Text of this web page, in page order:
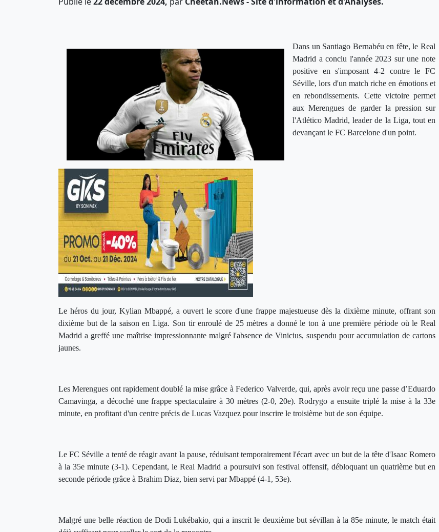
Dans un Santiago Bernabéu en fête, le Real
Madrid a conclu l'année 2023 sur une note
positive en s'imposant 4-2 contre le FC
Séville, lors d'un match riche en émotions et
en rebondissements. Cette victoire permet
aux Merengues de garder la pression sur
l'Atlético Madrid, leader de la Liga, tout en
devançant le FC Barcelone d'un point.
Le héros du jour, Kylian Mbappé, a ouvert le score d'une frappe majestueuse dès la dixième minute, offrant son
dixième but de la saison en Liga. Son tir enroulé de 25 mètres a donné le ton à une première période où le Real
Madrid a greffé une maîtrise impressionnante malgré l'absence de Vinicius, suspendu pour accumulation de cartons
jaunes.
Les Merengues ont rapidement doublé la mise grâce à Federico Valverde, qui, après avoir reçu une passe d’Eduardo
Camavinga, a décoché une frappe spectaculaire à 30 mètres (2-0, 20e). Rodrygo a ensuite triplé la mise à la 33e
minute, en profitant d'un centre précis de Lucas Vazquez pour inscrire le troisième but de son équipe.
Le FC Séville a tenté de réagir avant la pause, réduisant temporairement l'écart avec un but de la tête d'Isaac Romero
à la 35e minute (3-1). Cependant, le Real Madrid a poursuivi son festival offensif, débloquant un quatrième but en
seconde période grâce à Brahim Diaz, bien servi par Mbappé (4-1, 53e).
Malgré une belle réaction de Dodi Lukébakio, qui a inscrit le deuxième but sévillan à la 85e minute, le match était